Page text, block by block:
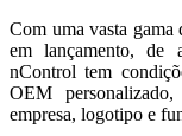
Com uma vasta gama
em lançamento, de
nControl tem
OEM
empresa, logotipo e